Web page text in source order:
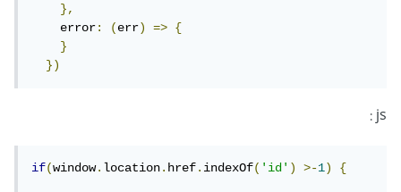
},
    error
: (err) =>
{
}
})
js :
if(window.location.href.indexOf('id') >-1) {